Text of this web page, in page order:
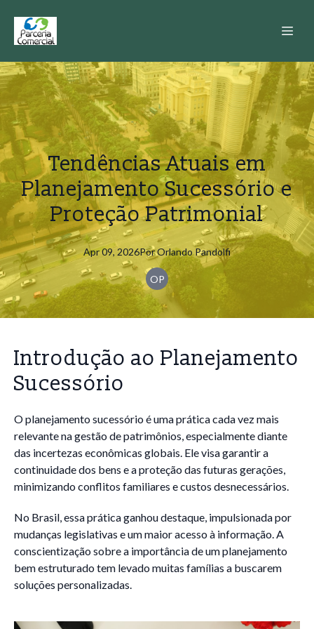
Tendências Atuais em
Planejamento Sucessório e
Proteção Patrimonial
Apr 09, 2026PorOrlando Pandolfi
OP
Introdução ao Planejamento
Sucessório
O planejamento sucessório é uma prática cada vez mais
relevante na gestão de patrimônios, especialmente diante
das incertezas econômicas globais. Ele visa garantir a
continuidade dos bens e a proteção das futuras gerações,
minimizando conflitos familiares e custos desnecessários.
No Brasil, essa prática ganhou destaque, impulsionada por
mudanças legislativas e um maior acesso à informação. A
conscientização sobre a importância de um planejamento
bem estruturado tem levado muitas famílias a buscarem
soluções personalizadas.